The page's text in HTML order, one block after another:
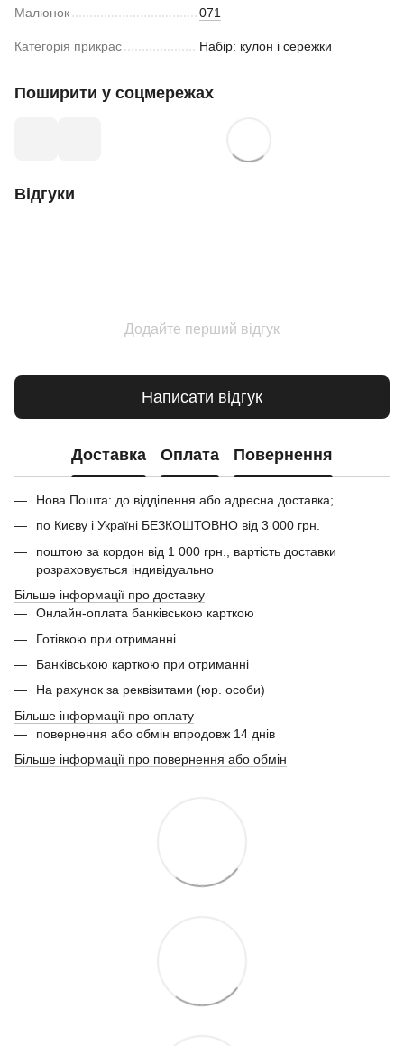
Малюнок 071
Категорія прикрас Набір: кулон і сережки
Поширити у соцмережах
Відгуки
Додайте перший відгук
Написати відгук
Доставка Оплата Повернення
Нова Пошта: до відділення або адресна доставка;
по Києву і Україні БЕЗКОШТОВНО від 3 000 грн.
поштою за кордон від 1 000 грн., вартість доставки
розраховується індивідуально
Більше інформації про доставку
Онлайн-оплата банківською карткою
Готівкою при отриманні
Банківською карткою при отриманні
На рахунок за реквізитами (юр. особи)
Більше інформації про оплату
повернення або обмін впродовж 14 днів
Більше інформації про повернення або обмін